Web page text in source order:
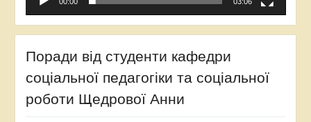
Поради від студенти кафедри
соціальної педагогіки та соціальної
роботи Щедрової Анни